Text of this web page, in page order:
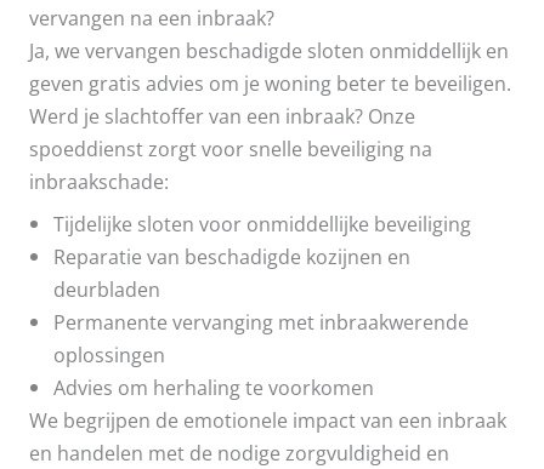
vervangen na een inbraak?
Ja, we vervangen beschadigde sloten onmiddellijk en
geven gratis advies om je woning beter te beveiligen.
Werd je slachtoffer van een inbraak? Onze
spoeddienst zorgt voor snelle beveiliging na
inbraakschade:
Tijdelijke sloten voor onmiddellijke beveiliging
Reparatie van beschadigde kozijnen en
deurbladen
Permanente vervanging met inbraakwerende
oplossingen
Advies om herhaling te voorkomen
We begrijpen de emotionele impact van een inbraak
en handelen met de nodige zorgvuldigheid en